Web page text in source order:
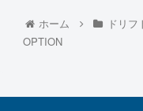
ホーム ドリフ
OPTION